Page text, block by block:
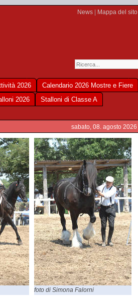
News Mappa del sito
2026
Calendario 2026 Mostre e Fiere
2026
Stalloni di Classe A
sabato, 08. agosto 2026
foto di Simona Falorni